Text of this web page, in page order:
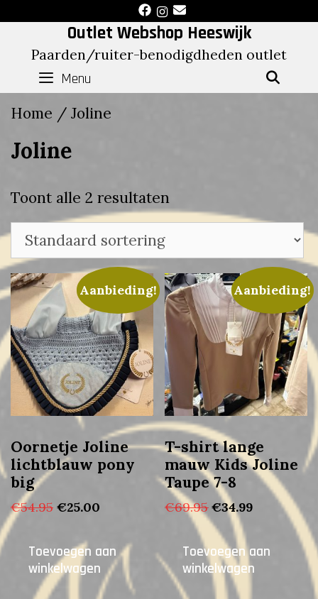
to
content
Outlet Webshop Heeswijk
Paarden/ruiter-benodigdheden outlet
Menu
Home / Joline
Joline
Toont alle 2 resultaten
Aanbieding!
Oornetje Joline
lichtblauw pony
big
€54.95 Oorspronkelijke
was:
€54.95.
€25.00
€25.00.
Toevoegen aan
winkelwagen
Aanbieding!
T-shirt lange
mauw Kids Joline
Taupe 7-8
€69.95 Oorspronkelijke
prijs
was:
€69.95.
€34.99Huidige
€34.99.
Toevoegen aan
winkelwagen